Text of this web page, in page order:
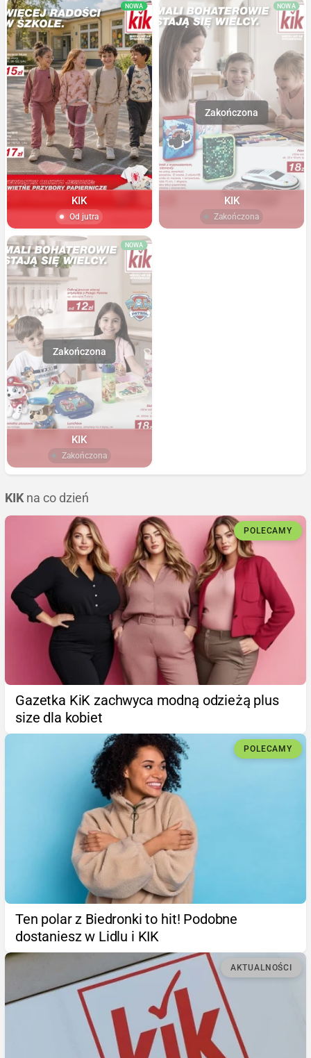
NOWA
KIK
Od jutra
NOWA
KIK
Zakończona
NOWA
KIK
Zakończona
KIKna co dzień
POLECAMY
Gazetka KiK zachwyca modną odzieżą plus
size dla kobiet
POLECAMY
Ten polar z Biedronki to hit! Podobne
dostaniesz w Lidlu i KIK
AKTUALNOŚCI